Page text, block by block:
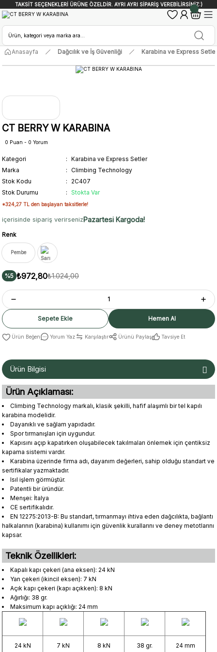
TAKSİT SEÇENEKLERİ ÜRÜNE ÖZELDİR. AYRI AYRI SİPARİŞ VEREBİLİRSİNİZ:)
Anasayfa Dağcılık ve İş Güvenliği Karabina ve Express Setler
CT BERRY W KARABINA
0 Puan - 0 Yorum
Kategori
Karabina ve Express Setler
Marka
Climbing Technology
Stok Kodu
2C407
Stok Durumu
Stokta Var
*324,27 TL den başlayan taksitlerle!
içerisinde sipariş verirsenizPazartesi Kargoda!
Renk
Pembe
%5 ₺972,80₺1.024,00
Sepete Ekle Hemen Al
Yorum Yaz Karşılaştır Ürünü Paylaş Tavsiye Et
Ürün Bilgisi
Ürün Açıklaması:
Climbing Technology markalı, klasik şekilli, hafif alaşımlı bir tel kapılı
karabina modelidir.
Dayanıklı ve sağlam yapıdadır.
Spor tırmanışları için uygundur.
Kapısını açıp kapatırken oluşabilecek takılmaları önlemek için çentiksiz
kapama sistemi vardır.
Karabina üzerinde firma adı, dayanım değerleri, sahip olduğu standart ve
sertifikalar yazmaktadır.
Isıl işlem görmüştür.
Patentli bir üründür.
Menşei: İtalya
CE sertifikalıdır.
EN 12275:2013-B: Bu standart, tırmanmayı ihtiva eden dağcılıkta, bağlantı
halkalarının (karabina) kullanımı için güvenlik kurallarını ve deney metotlarını
kapsar.
Teknik Özellikleri:
Kapalı kapı çekeri (ana eksen): 24 kN
Yan çekeri (ikincil eksen): 7 kN
Açık kapı çekeri (kapı açıkken): 8 kN
Ağırlığı: 38 gr.
Maksimum kapı açıklığı: 24 mm
24 kN 7 kN 8 kN 38 gr. 24 mm